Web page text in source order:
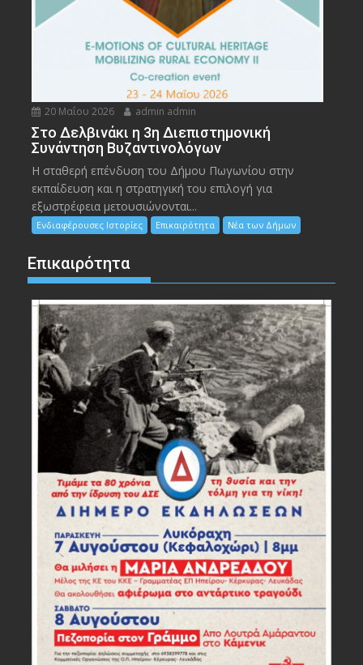
20 Μαΐου 2026 admin admin
Στο Δελβινάκι η 3η Διεπιστημονική
Συνάντηση Βυζαντινολόγων
Η σταθερή επένδυση του Δήμου Πωγωνίου στην
εκπαίδευση και η στρατηγική του επιλογή για
εξωστρέφεια μετουσιώνονται...
Ενδιαφέρουσες Ιστορίες Επικαιρότητα Νέα των Δήμων
Επικαιρότητα